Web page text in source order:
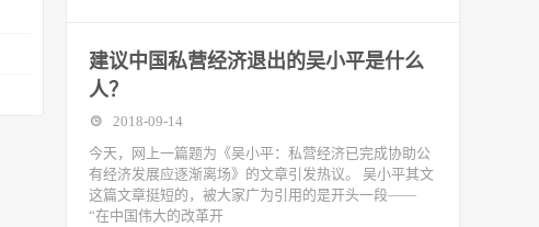
建议中国私营经济退出的吴小平是什么
人？
2018-09-14
今天，网上一篇题为《吴小平：私营经济已完成协助公
有经济发展应逐渐离场》的文章引发热议。 吴小平其文
这篇文章挺短的，被大家广为引用的是开头一段——
“在中国伟大的改革开